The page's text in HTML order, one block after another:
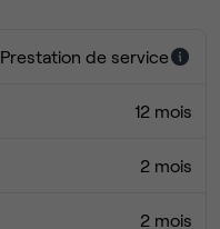
Prestation de service
12 mois
2 mois
2 mois